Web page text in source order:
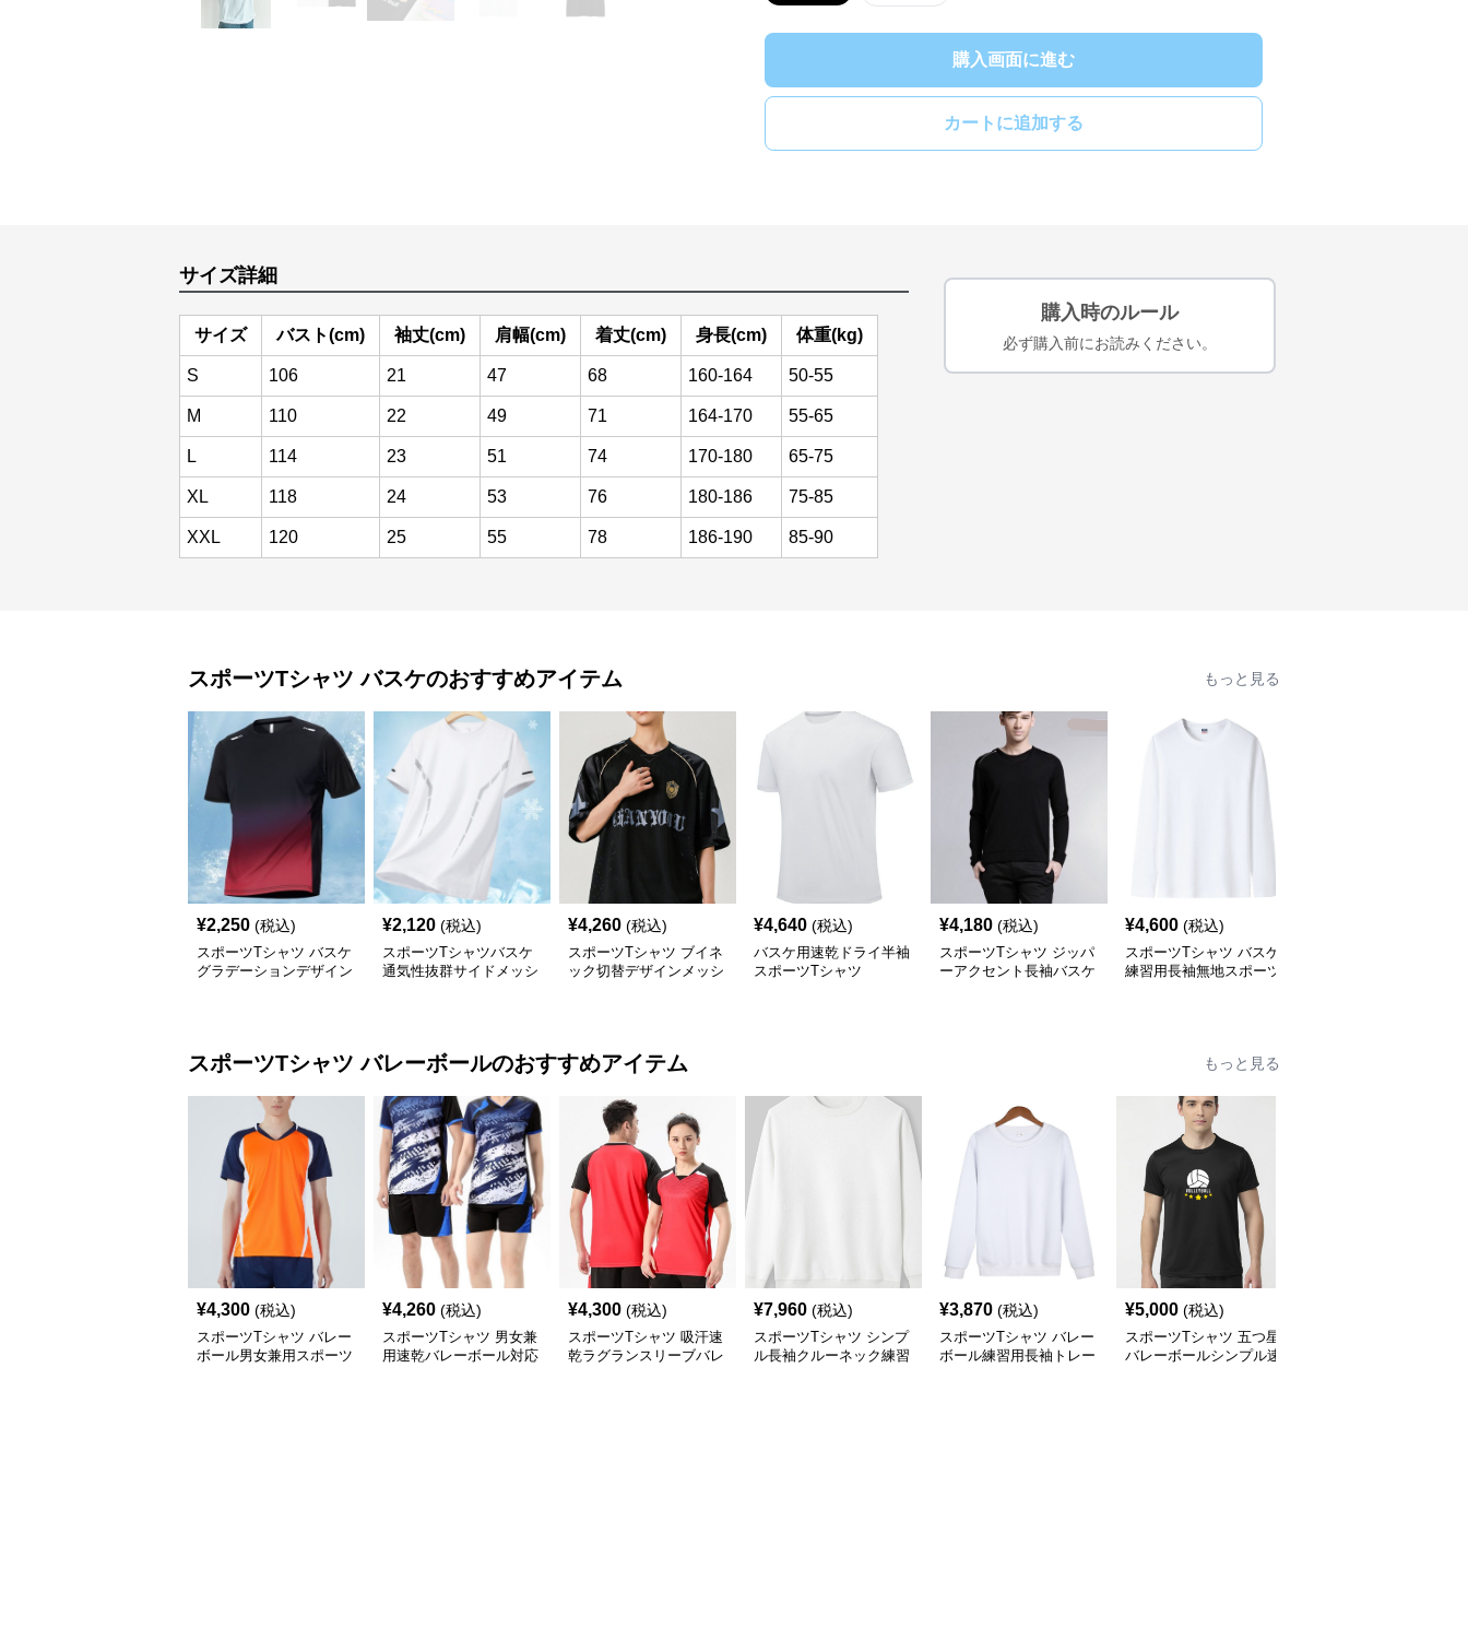
購入画面に進む
カートに追加する
サイズ詳細
サイズ バスト(cm) 袖丈(cm) 肩幅(cm) 着丈(cm) 身長(cm) 体重(kg)
S 106 21 47 68 160-164 50-55
M 110 22 49 71 164-170 55-65
L 114 23 51 74 170-180 65-75
XL 118 24 53 76 180-186 75-85
XXL 120 25 55 78 186-190 85-90
購入時のルール
必ず購入前にお読みください。
スポーツTシャツ バスケのおすすめアイテム もっと見る
¥2,250 (税込)
スポーツTシャツ バスケ
グラデーションデザイン
¥2,120 (税込)
スポーツTシャツバスケ
通気性抜群サイドメッシ
¥4,260 (税込)
スポーツTシャツ ブイネ
ック切替デザインメッシ
¥4,640 (税込)
バスケ用速乾ドライ半袖
スポーツTシャツ
¥4,180 (税込)
スポーツTシャツ ジッパ
ーアクセント長袖バスケ
¥4,600 (税込)
スポーツTシャツ バスケ
練習用長袖無地スポーツ
スポーツTシャツ バレーボールのおすすめアイテム もっと見る
¥4,300 (税込)
スポーツTシャツ バレー
ボール男女兼用スポーツ
¥4,260 (税込)
スポーツTシャツ 男女兼
用速乾バレーボール対応
¥4,300 (税込)
スポーツTシャツ 吸汗速
乾ラグランスリーブバレ
¥7,960 (税込)
スポーツTシャツ シンプ
ル長袖クルーネック練習
¥3,870 (税込)
スポーツTシャツ バレー
ボール練習用長袖トレー
¥5,000 (税込)
スポーツTシャツ 五つ星
バレーボールシンプル速